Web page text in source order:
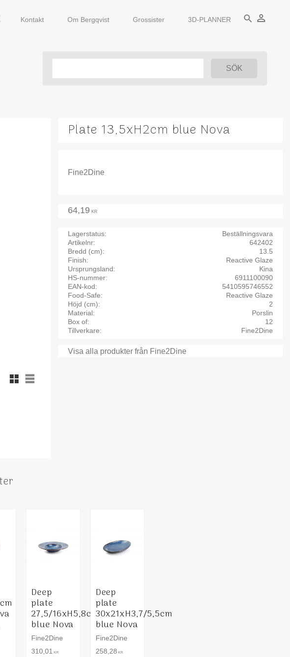
Kontakt Om Bergqvist Grossister 3D-PLANNER search person_outline
Plate 13,5xH2cm blue Nova
Fine2Dine
Rutnätsvy
Listvy
64,19 KR
Lagerstatus
Beställningsvara
Artikelnr
642402
Bredd (cm)
13.5
Finish
Reactive Glaze
Ursprungsland
Kina
HS-nummer
6911100090
EAN-kod
5410595746552
Food-Safe
Reactive Glaze
Höjd (cm)
2
Material
Porslin
Box of
12
Tillverkare
Fine2Dine
Visa alla produkter från Fine2Dine
Deep
plate
27,5/16xH5,8cm
blue Nova
Fine2Dine
310,01
KR
Deep
plate
30x21xH3,7/5,5cm
blue Nova
Fine2Dine
258,28 KR